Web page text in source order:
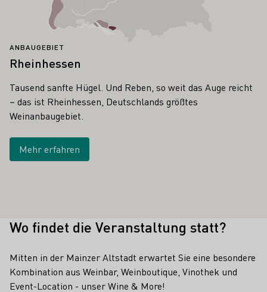
ANBAUGEBIET
Rheinhessen
Tausend sanfte Hügel. Und Reben, so weit das Auge reicht
– das ist Rheinhessen, Deutschlands größtes
Weinanbaugebiet.
Mehr erfahren
Wo findet die Veranstaltung statt?
Mitten in der Mainzer Altstadt erwartet Sie eine besondere
Kombination aus Weinbar, Weinboutique, Vinothek und
Event-Location - unser Wine & More!